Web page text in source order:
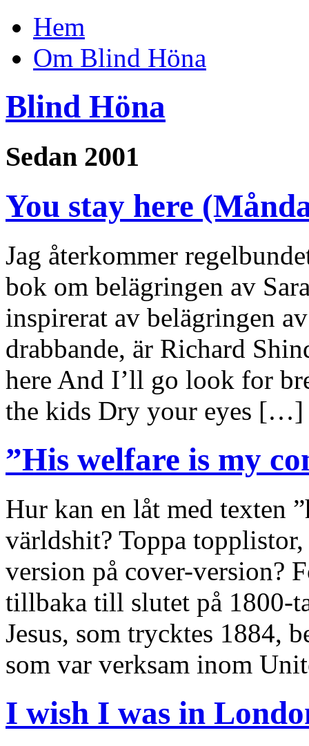
Hem
Om Blind Höna
Blind Höna
Sedan 2001
You stay here
Jag återkommer
bok om belägringen av
inspirerat av belägringen
drabbande, är Richard
here And I’ll go look for
the kids Dry your eyes […]
”His welfare is my
Hur kan en låt med texten
världshit? Toppa
version på cover-version?
tillbaka till slutet på 1800-
Jesus, som trycktes 1884,
som var verksam inom
I wish I was in